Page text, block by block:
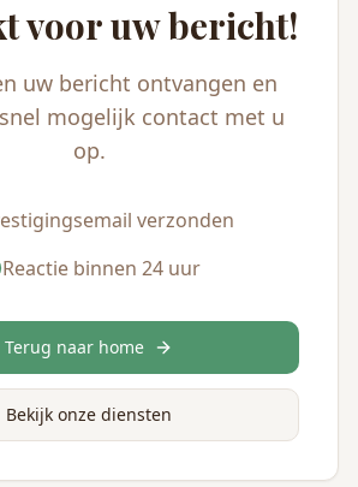
voor uw bericht!
uw bericht ontvangen en
mogelijk contact met u
op.
verzonden
Reactie binnen 24 uur
Terug naar home
Bekijk onze diensten